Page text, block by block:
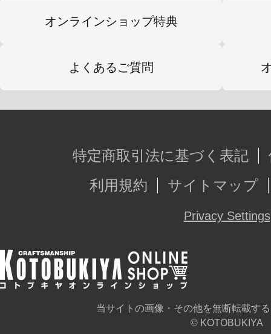
オンラインショップ特典
よくあるご質問
特定商取引法に基づく表記
利用規約
サイトマップ
Privacy Settings
当サイトの画像・その他を無断転載す
© KOTOBUKIYA